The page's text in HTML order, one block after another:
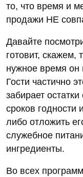
то, что время и
продажи НЕ
Давайте
готовит, скажем,
нужное время он
Гости частично
забирает
сроков годности
либо отложить
служебное
ингредиенты.
Во всех